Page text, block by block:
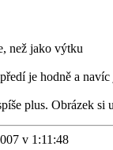
než jako výtku
je hodně a
plus. Obrázek
v 1:11:48